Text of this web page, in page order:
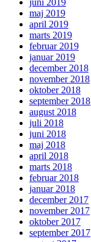
juni 2019
maj 2019
april 2019
marts 2019
februar 2019
januar 2019
december 2018
november 2018
oktober 2018
september 2018
august 2018
juli 2018
juni 2018
maj 2018
april 2018
marts 2018
februar 2018
januar 2018
december 2017
november 2017
oktober 2017
september 2017